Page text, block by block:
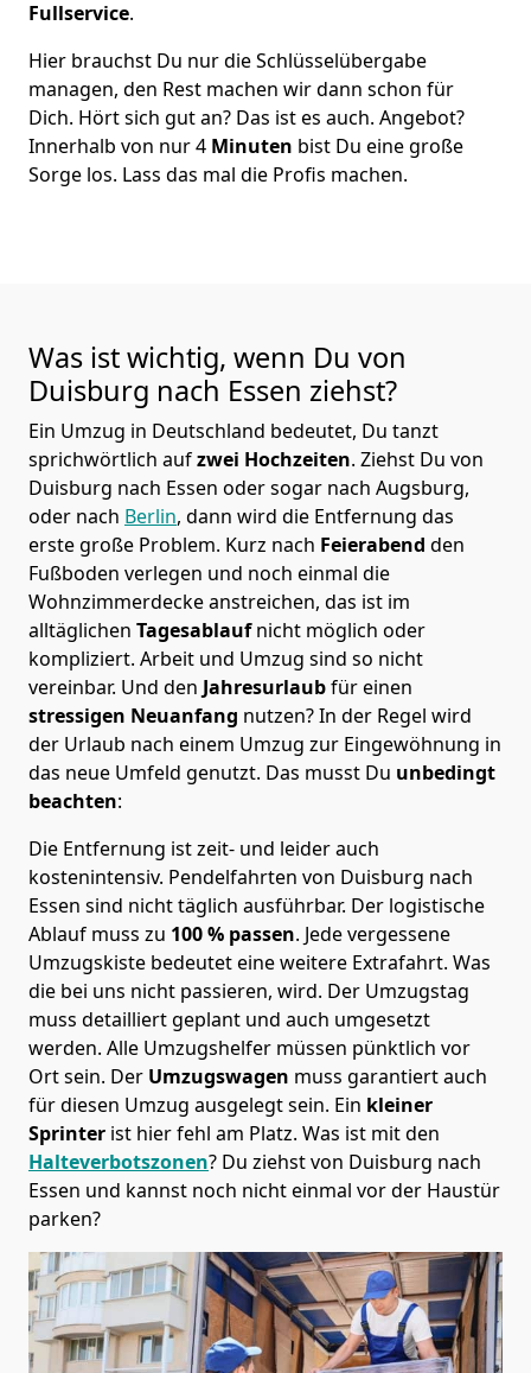
Fullservice.
Hier brauchst Du nur die Schlüsselübergabe
managen, den Rest machen wir dann schon für
Dich. Hört sich gut an? Das ist es auch. Angebot?
Innerhalb von nur 4 Minuten bist Du eine große
Sorge los. Lass das mal die Profis machen.
Was ist wichtig, wenn Du von
Duisburg nach Essen ziehst?
Ein Umzug in Deutschland bedeutet, Du tanzt
sprichwörtlich aufzwei Hochzeiten. Ziehst Du von
Duisburg nach Essen oder sogar nach Augsburg,
oder nach Berlin, dann wird die Entfernung das
erste große Problem. Kurz nach Feierabend den
Fußboden verlegen und noch einmal die
Wohnzimmerdecke anstreichen, das ist im
alltäglichen Tagesablaufnicht möglich oder
kompliziert. Arbeit und Umzug sind so nicht
vereinbar. Und den Jahresurlaubfür einen
stressigen Neuanfang nutzen? In der Regel wird
der Urlaub nach einem Umzug zur Eingewöhnung in
das neue Umfeld genutzt. Das musst Du unbedingt
beachten:
Die Entfernung ist zeit- und leider auch
kostenintensiv. Pendelfahrten von Duisburg nach
Essen sind nicht täglich ausführbar. Der logistische
Ablauf muss zu 100 % passen. Jede vergessene
Umzugskiste bedeutet eine weitere Extrafahrt. Was
die bei uns nicht passieren, wird. Der Umzugstag
muss detailliert geplant und auch umgesetzt
werden. Alle Umzugshelfer müssen pünktlich vor
Ort sein. Der Umzugswagen muss garantiert auch
für diesen Umzug ausgelegt sein. Ein kleiner
Sprinter ist hier fehl am Platz. Was ist mit den
Halteverbotszonen? Du ziehst von Duisburg nach
Essen und kannst noch nicht einmal vor der Haustür
parken?